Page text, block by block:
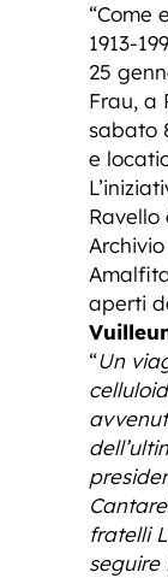
“Come
1913-
25
Frau, a
sabato
e
Ravello
aperti
“Un
fratelli
seguire